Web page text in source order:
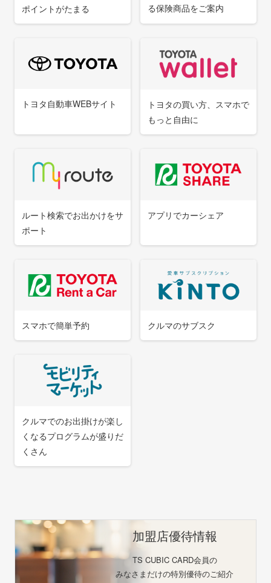
ード」の新規発行および再発行の受付終了につ
いて
2026.03.17
【お詫び】弊社サービスに繋がりにくい事象に
ついて（復旧報）
お知らせ一覧
ポイントがたまる
る保険商品をご案内
トヨタ自動車WEBサイト
トヨタの買い方、スマホで
もっと自由に
ルート検索でお出かけをサ
ポート
アプリでカーシェア
スマホで簡単予約 クルマのサブスク
クルマでのお出掛けが楽し
くなるプログラムが盛りだ
くさん
加盟店優待情報
TS CUBIC CARD会員の
みなさまだけの特別優待のご紹介